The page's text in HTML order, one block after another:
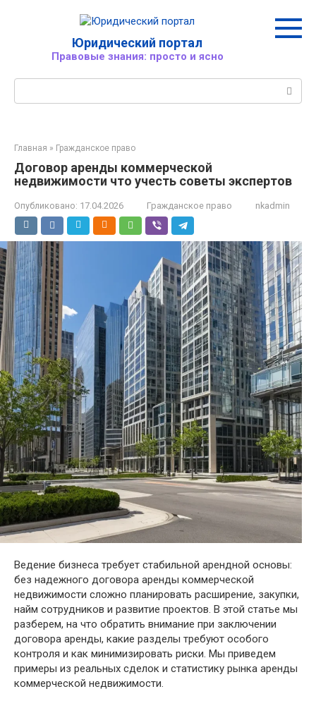
Юридический портал
Правовые знания: просто и ясно
Главная » Гражданское право
Договор аренды коммерческой
недвижимости что учесть советы экспертов
Опубликовано: 17.04.2026 Гражданское право nkadmin
Ведение бизнеса требует стабильной арендной основы:
без надежного договора аренды коммерческой
недвижимости сложно планировать расширение, закупки,
найм сотрудников и развитие проектов. В этой статье мы
разберем, на что обратить внимание при заключении
договора аренды, какие разделы требуют особого
контроля и как минимизировать риски. Мы приведем
примеры из реальных сделок и статистику рынка аренды
коммерческой недвижимости.